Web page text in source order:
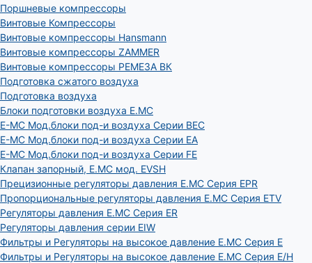
Поршневые компрессоры
Винтовые Компрессоры
Винтовые компрессоры Hansmann
Винтовые компрессоры ZAMMER
Винтовые компрессоры РЕМЕЗА ВК
Подготовка сжатого воздуха
Подготовка воздуха
Блоки подготовки воздуха E.MC
E-MC Мод.блоки под-и воздуха Серии BEC
E-MC Мод.блоки под-и воздуха Серии EA
E-MC Мод.блоки под-и воздуха Серии FE
Клапан запорный, E.MC мод. EVSH
Прецизионные регуляторы давления E.MC Серия EPR
Пропорциональные регуляторы давления E.MC Серия ETV
Регуляторы давления E.MC Серия ER
Регуляторы давления серии EIW
Фильтры и Регуляторы на высокое давление E.MC Серия E
Фильтры и Регуляторы на высокое давление E.MC Серия E/H